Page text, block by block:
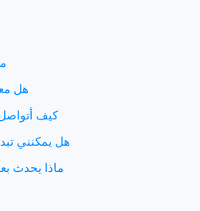
هل
كيف
هل يمكنني
ماذا يحدث